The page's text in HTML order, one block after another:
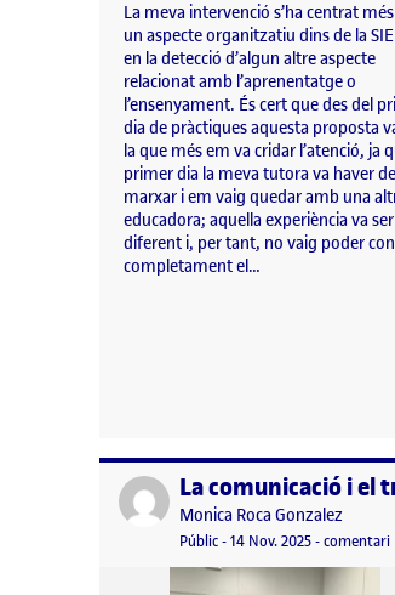
La meva intervenció s’ha centrat
un aspecte organitzatiu dins de la
en la detecció d’algun altre aspecte
relacionat amb l’aprenentatge o
l’ensenyament. És cert que des del
dia de pràctiques aquesta proposta
la que més em va cridar l’atenció, ja
primer dia la meva tutora va haver de
marxar i em vaig quedar amb una
educadora; aquella experiència va ser
diferent i, per tant, no vaig poder
completament el…
Publicat per
Publicat per
Monica Roca Gonzalez
Visibilitat:
Públic-Data de publicació
14 Nov. 2025-comentari